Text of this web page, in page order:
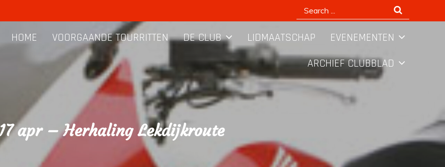
Search
for:
HOME VOORGAANDE TOURRITTEN DE CLUB LIDMAATSCHAP
EVENEMENTEN
ARCHIEF CLUBBLAD
17 apr – Herhaling Lekdijkroute